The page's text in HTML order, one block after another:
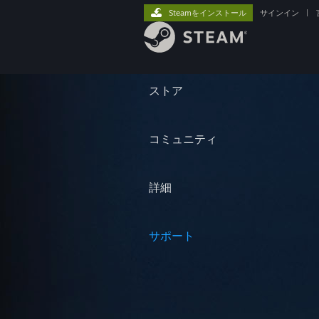
ストア
コミュニティ
詳細
サポート
Steamをインストール サインイン